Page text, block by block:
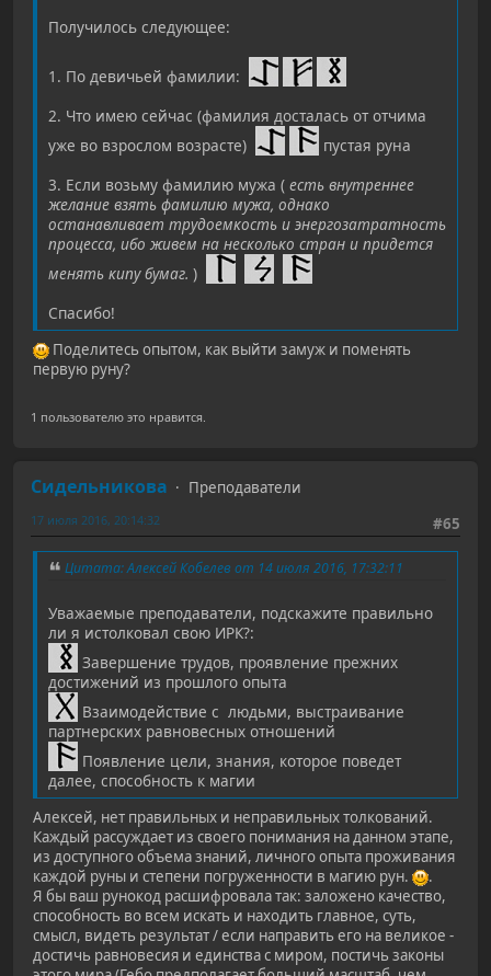
Получилось следующее:
1. По девичьей фамилии:
2. Что имею сейчас (фамилия досталась от отчима
уже во взрослом возрасте)
пустая руна
3. Если возьму фамилию мужа ( есть внутреннее
желание взять фамилию мужа, однако
останавливает трудоемкость и энергозатратность
процесса, ибо живем на несколько стран и придется
менять кипу бумаг. )
Спасибо!
Поделитесь опытом, как выйти замуж и поменять
первую руну?
1 пользователю это нравится.
Сидельникова
Преподаватели
#65
17 июля 2016, 20:14:32
Цитата: Алексей Кобелев от 14 июля 2016, 17:32:11
Уважаемые преподаватели, подскажите правильно
ли я истолковал свою ИРК?:
Завершение трудов, проявление прежних
достижений из прошлого опыта
Взаимодействие с людьми, выстраивание
партнерских равновесных отношений
Появление цели, знания, которое поведет
далее, способность к магии
Алексей, нет правильных и неправильных толкований.
Каждый рассуждает из своего понимания на данном этапе,
из доступного объема знаний, личного опыта проживания
каждой руны и степени погруженности в магию рун.
.
Я бы ваш рунокод расшифровала так: заложено качество,
способность во всем искать и находить главное, суть,
смысл, видеть результат / если направить его на великое -
достичь равновесия и единства с миром, постичь законы